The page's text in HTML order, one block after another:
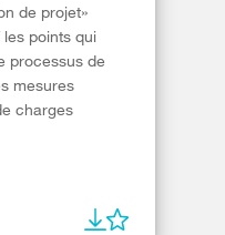
de projet»
points qui
processus de
mesures
charges